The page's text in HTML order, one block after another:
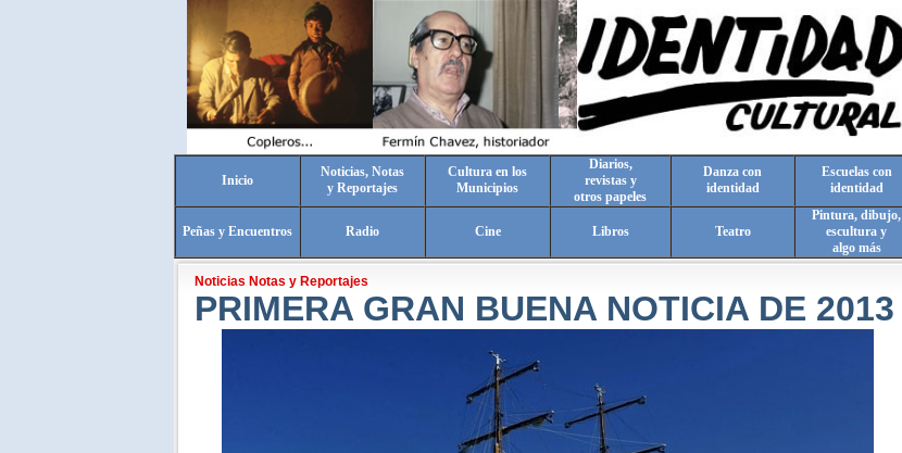
Inicio
Noticias, Notas
y Reportajes
Cultura en los
Municipios
Diarios,
revistas y
otros papeles
Danza con
identidad
Escuelas con
identidad
Peñas y Encuentros Radio Cine Libros Teatro
Pintura, dibujo,
escultura y
algo más
Noticias Notas y Reportajes
PRIMERA GRAN BUENA NOTICIA DE 2013